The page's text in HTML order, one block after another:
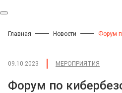
Главная Новости
09.10.2023 МЕРОПРИЯТИЯ
Форум по